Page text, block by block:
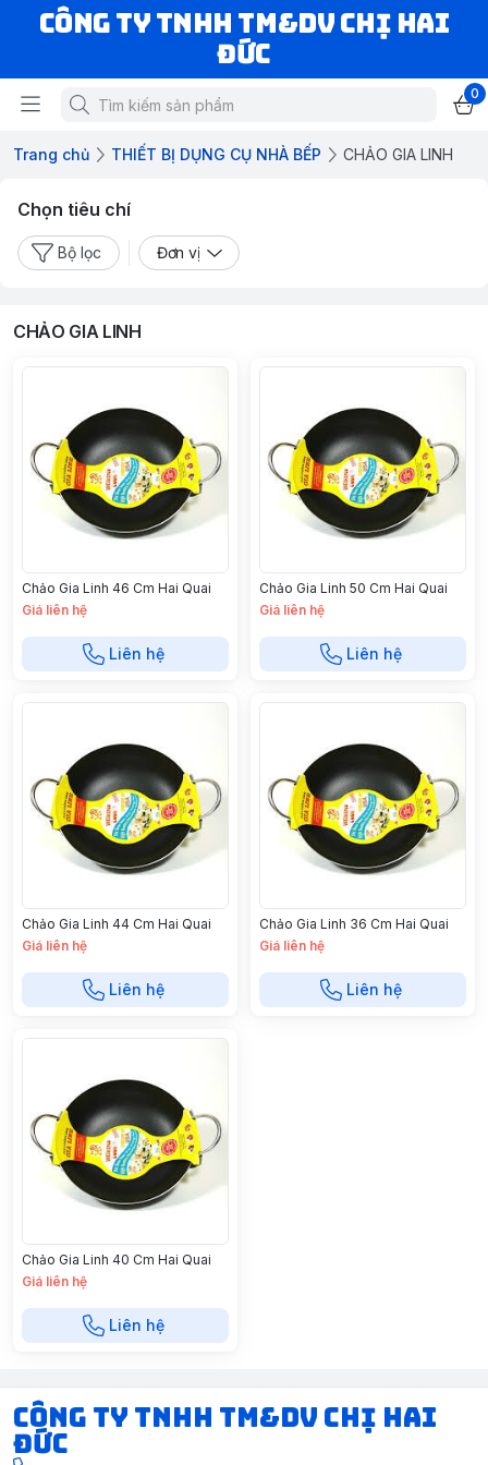
CÔNG TY TNHH TM&DV CHỊ HAI
ĐỨC
0
Trang chủ THIẾT BỊ DỤNG CỤ NHÀ BẾP CHẢO GIA LINH
Chọn tiêu chí
Bộ lọc Đơn vị
CHẢO GIA LINH
Chảo Gia Linh 46 Cm Hai Quai
Giá liên hệ
Liên hệ
Chảo Gia Linh 50 Cm Hai Quai
Giá liên hệ
Liên hệ
Chảo Gia Linh 44 Cm Hai Quai
Giá liên hệ
Liên hệ
Chảo Gia Linh 36 Cm Hai Quai
Giá liên hệ
Liên hệ
Chảo Gia Linh 40 Cm Hai Quai
Giá liên hệ
Liên hệ
CÔNG TY TNHH TM&DV CHỊ HAI
ĐỨC